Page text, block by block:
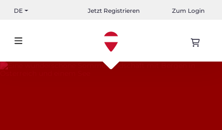
DE Jetzt Registrieren Zum Login